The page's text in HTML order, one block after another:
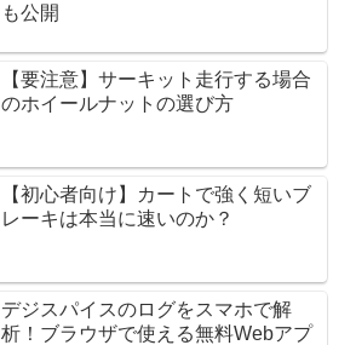
も公開
【要注意】サーキット走行する場合
のホイールナットの選び方
【初心者向け】カートで強く短いブ
レーキは本当に速いのか？
デジスパイスのログをスマホで解
析！ブラウザで使える無料Webアプ